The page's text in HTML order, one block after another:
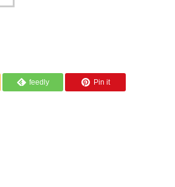
feedly Pin it